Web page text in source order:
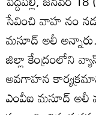
సేవించి వాహ నం
మసూద్‌ అలీ
జిల్లా కేంద్రంలోని
అవగాహన
ఎంవీఐ మసూద్‌